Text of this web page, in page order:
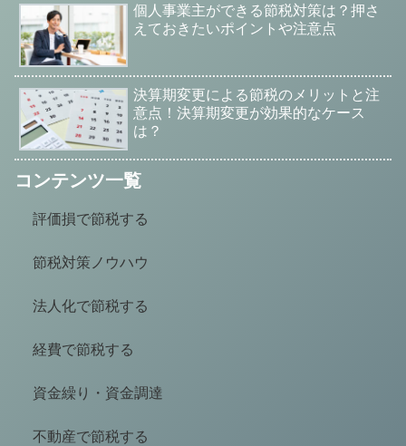
個人事業主ができる節税対策は？押さ
えておきたいポイントや注意点
決算期変更による節税のメリットと注
意点！決算期変更が効果的なケース
は？
コンテンツ一覧
評価損で節税する
節税対策ノウハウ
法人化で節税する
経費で節税する
資金繰り・資金調達
不動産で節税する